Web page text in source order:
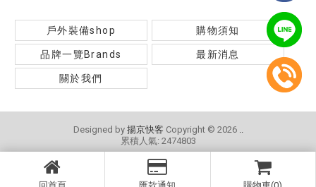
戶外裝備shop 購物須知
品牌一覽Brands 最新消息
關於我們
Designed by 揚京快客 Copyright © 2026 ..
累積人氣: 2474803